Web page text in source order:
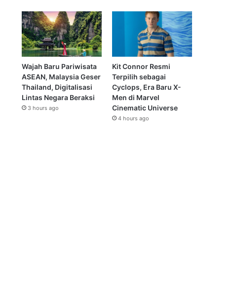
Wajah Baru Pariwisata
ASEAN, Malaysia Geser
Thailand, Digitalisasi
Lintas Negara Beraksi
3 hours ago
Kit Connor Resmi
Terpilih sebagai
Cyclops, Era Baru X-
Men di Marvel
Cinematic Universe
4 hours ago